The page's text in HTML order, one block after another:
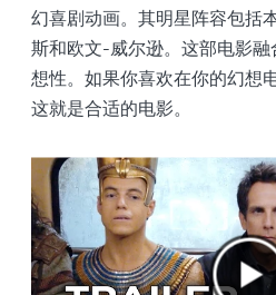
幻喜剧动画。其明星阵容包括
斯和欧文-威尔逊。这部电影
想性。如果你喜欢在你的幻想
这就是合适的电影。